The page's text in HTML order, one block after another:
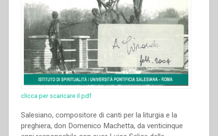
clicca per scaricare il pdf
Salesiano, compositore di canti per la liturgia e la
preghiera, don Domenico Machetta, da venticinque